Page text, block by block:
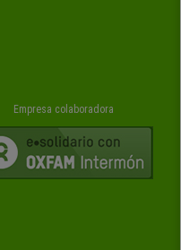
Empresa colaboradora